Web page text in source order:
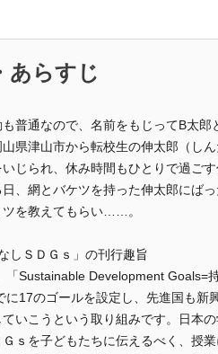
あらすじ
普通なので、名前をもじってB太
県津山市から転校生の伸太郎（し
じられ、休み時間もひとりで過ご
、網とバケツを持った伸太郎にば
ツを教えてもらい……。
しＳＤＧｓ」の刊行趣旨
「Sustainable Development Goals=
に17のゴールを設定し、先進国も新
いこうという取り組みです。日本
ｓを子どもたちに伝えるべく、授業